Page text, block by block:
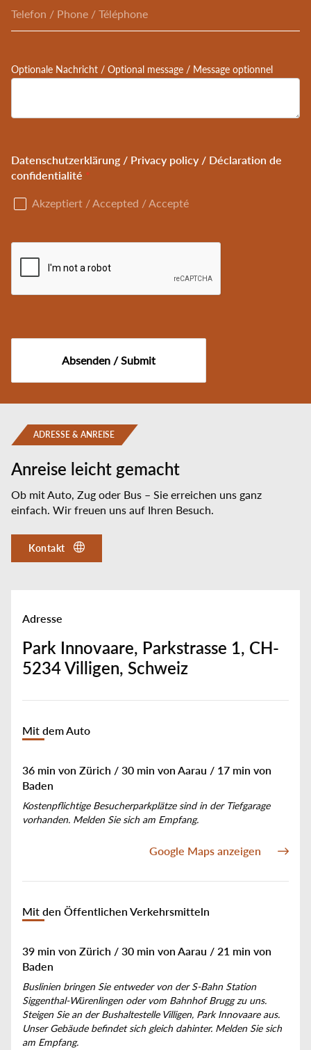
Optionale Nachricht / Optional message / Message optionnel
Datenschutzerklärung / Privacy policy / Déclaration de
confidentialité
Akzeptiert / Accepted / Accepté
Absenden / Submit
ADRESSE & ANREISE
Anreise leicht gemacht
Ob mit Auto, Zug oder Bus – Sie erreichen uns ganz
einfach. Wir freuen uns auf Ihren Besuch.
Kontakt
Adresse
Park Innovaare, Parkstrasse 1, CH-
5234 Villigen, Schweiz
Mit dem Auto
Google Maps anzeigen
36 min von Zürich / 30 min von Aarau / 17 min von
Baden
Kostenpflichtige Besucherparkplätze sind in der Tiefgarage
vorhanden. Melden Sie sich am Empfang.
Mit den Öffentlichen Verkehrsmitteln
39 min von Zürich / 30 min von Aarau / 21 min von
Baden
Buslinien bringen Sie entweder von der S-Bahn Station
Siggenthal-Würenlingen oder vom Bahnhof Brugg zu uns.
Steigen Sie an der Bushaltestelle Villigen, Park Innovaare aus.
Unser Gebäude befindet sich gleich dahinter. Melden Sie sich
am Empfang.